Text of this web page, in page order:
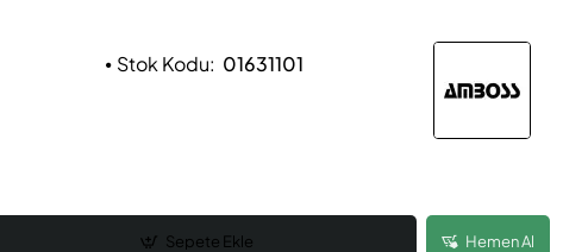
Stok Kodu: 01631101
Sepete Ekle Hemen Al